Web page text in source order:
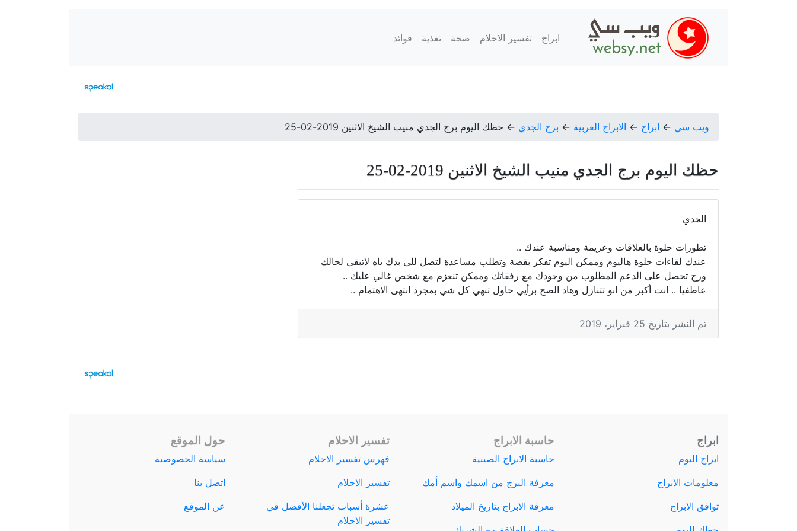
ابراج تفسير الاحلام صحة تغذية فوائد
ويب سي ← ابراج ← الابراج الغربية ← برج الجدي ← حظك اليوم برج الجدي منيب الشيخ الاثنين 2019-02-25
حظك اليوم برج الجدي منيب الشيخ الاثنين 2019-02-25
الجدي
تطورات حلوة بالعلاقات وعزيمة ومناسبة عندك ..
عندك لقاءات حلوة هاليوم وممكن اليوم تفكر بقصة وتطلب مساعدة لتصل للي بدك ياه لاتبقى لحالك
ورح تحصل على الدعم المطلوب من وجودك مع رفقاتك وممكن تنعزم مع شخص غالي عليك ..
عاطفيا .. انت أكبر من انو تتنازل وهاد الصح برأيي حاول تنهي كل شي بمجرد انتهى الاهتمام ..
تم النشر بتاريخ 25 فبراير، 2019
ابراج
ابراج اليوم
معلومات الابراج
توافق الابراج
حاسبة الابراج
حاسبة الابراج الصينية
معرفة البرج من اسمك واسم أمك
معرفة الابراج بتاريخ الميلاد
تفسير الاحلام
فهرس تفسير الاحلام
تفسير الاحلام
عشرة أسباب تجعلنا الأفضل في
تفسير الاحلام
حول الموقع
سياسة الخصوصية
اتصل بنا
عن الموقع